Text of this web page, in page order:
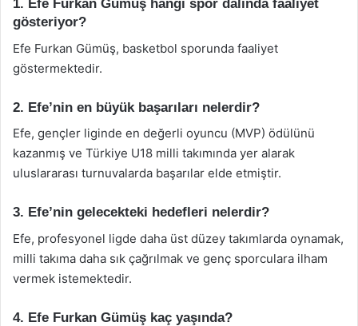
1. Efe Furkan Gümüş hangi spor dalında faaliyet
gösteriyor?
Efe Furkan Gümüş, basketbol sporunda faaliyet
göstermektedir.
2. Efe’nin en büyük başarıları nelerdir?
Efe, gençler liginde en değerli oyuncu (MVP) ödülünü
kazanmış ve Türkiye U18 milli takımında yer alarak
uluslararası turnuvalarda başarılar elde etmiştir.
3. Efe’nin gelecekteki hedefleri nelerdir?
Efe, profesyonel ligde daha üst düzey takımlarda oynamak,
milli takıma daha sık çağrılmak ve genç sporculara ilham
vermek istemektedir.
4. Efe Furkan Gümüş kaç yaşında?